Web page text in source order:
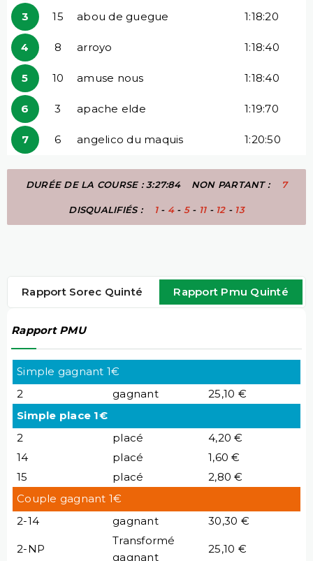
3 15 abou de guegue 1:18:20
4 8 arroyo 1:18:40
5 10 amuse nous 1:18:40
6 3 apache elde 1:19:70
7 6 angelico du maquis 1:20:50
DURÉE DE LA COURSE : 3:27:84 NON PARTANT : 7
DISQUALIFIÉS : 1- 4- 5- 11- 12- 13
Rapport Sorec Quinté Rapport Pmu Quinté
Rapport PMU
Simple gagnant 1€
2
gagnant
25,10 €
Simple place 1€
2
placé
4,20 €
14
placé
1,60 €
15
placé
2,80 €
Couple gagnant 1€
2-14
gagnant 30,30 €
2-NP
Transformé
gagnant
25,10 €